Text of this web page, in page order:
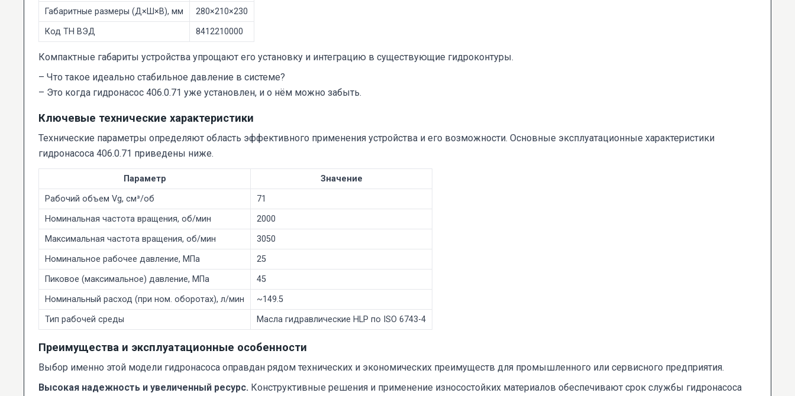
Габаритные размеры (Д×Ш×В), мм
280×210×230
Код ТН ВЭД
8412210000
Компактные габариты устройства упрощают его установку и интеграцию в существующие гидроконтуры.
– Что такое идеально стабильное давление в системе?
– Это когда гидронасос 406.0.71 уже установлен, и о нём можно забыть.
Ключевые технические характеристики
Технические параметры определяют область эффективного применения устройства и его возможности. Основные эксплуатационные характеристики
гидронасоса 406.0.71 приведены ниже.
Параметр
Значение
Рабочий объем Vg, см³/об
71
Номинальная частота вращения, об/мин
2000
Максимальная частота вращения, об/мин
3050
Номинальное рабочее давление, МПа
25
Пиковое (максимальное) давление, МПа
45
Номинальный расход (при ном. оборотах), л/мин
~149.5
Тип рабочей среды
Масла гидравлические HLP по ISO 6743-4
Преимущества и эксплуатационные особенности
Выбор именно этой модели гидронасоса оправдан рядом технических и экономических преимуществ для промышленного или сервисного предприятия.
Высокая надежность и увеличенный ресурс. Конструктивные решения и применение износостойких материалов обеспечивают срок службы гидронасоса